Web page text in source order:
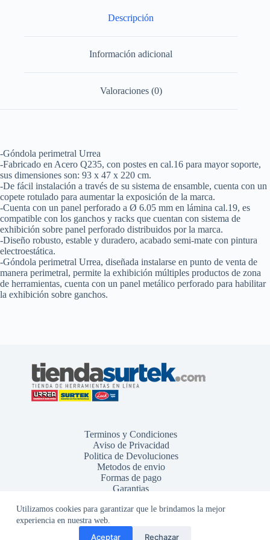
Utilizamos cookies para garantizar que le brindamos la mejor
experiencia en nuestra web.
Aceptar Rechazar
Descripción
Información adicional
Valoraciones (0)
-Góndola perimetral Urrea
-Fabricado en Acero Q235, con postes en cal.16 para mayor soporte,
sus dimensiones son: 93 x 47 x 220 cm.
-De fácil instalación a través de su sistema de ensamble, cuenta con un
copete rotulado para aumentar la exposición de la marca.
-Cuenta con un panel perforado a Ø 6.05 mm en lámina cal.19, es
compatible con los ganchos y racks que cuentan con sistema de
exhibición sobre panel perforado distribuidos por la marca.
-Diseño robusto, estable y duradero, acabado semi-mate con pintura
electroestática.
-Góndola perimetral Urrea, diseñada instalarse en punto de venta de
manera perimetral, permite la exhibición múltiples productos de zona
de herramientas, cuenta con un panel metálico perforado para habilitar
la exhibición sobre ganchos.
Terminos y Condiciones
Aviso de Privacidad
Politica de Devoluciones
Metodos de envio
Formas de pago
Garantias